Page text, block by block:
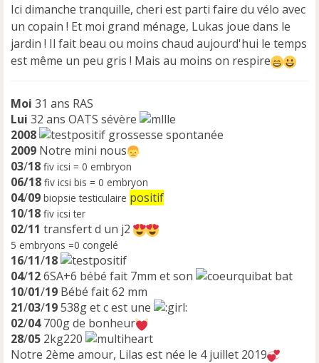
Ici dimanche tranquille, cheri est parti faire du vélo avec
un copain ! Et moi grand ménage, Lukas joue dans le
jardin ! Il fait beau ou moins chaud aujourd'hui le temps
est même un peu gris ! Mais au moins on respire
Moi 31 ans RAS
Lui 32 ans OATS sévère
2008
grossesse spontanée
2009 Notre mini nous
03/18 fiv icsi = 0 embryon
06/18 fiv icsi bis = 0 embryon
04/09 biopsie testiculaire positif
10/18 fiv icsi ter
02/11 transfert d un j2
5 embryons =0 congelé
16/11/18
04/126SA+6 bébé fait 7mm et son
bat
10/01/19 Bébé fait 62 mm
21/03/19538g et c est une
02/04700g de bonheur
28/05 2kg220
Notre 2ème amour, Lilas est née le 4 juillet 2019